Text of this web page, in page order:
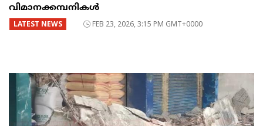
വിമാനക്കമ്പനികൾ
LATEST NEWS FEB 23, 2026, 3:15 PM GMT+0000